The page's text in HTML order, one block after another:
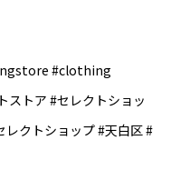
#clothing
トア #セレクトショッ
レクトショップ #天白区 #